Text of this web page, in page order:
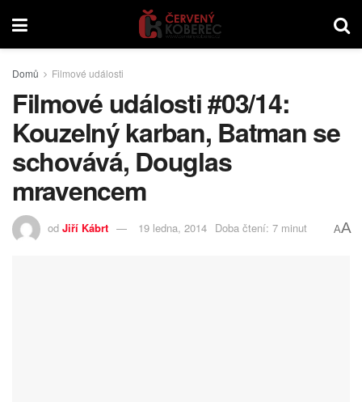
Domů Filmové události
Filmové události #03/14:
Kouzelný karban, Batman se
schovává, Douglas
mravencem
od Jiří Kábrt 19 ledna, 2014 Doba čtení: 7 minut AA